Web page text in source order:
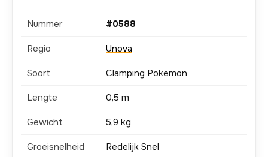
Nummer #0588
Regio Unova
Soort Clamping Pokemon
Lengte 0,5 m
Gewicht 5,9 kg
Groeisnelheid Redelijk Snel